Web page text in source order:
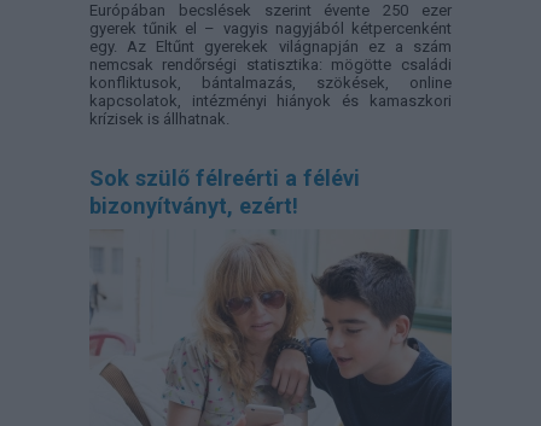
Európában becslések szerint évente 250 ezer
gyerek tűnik el – vagyis nagyjából kétpercenként
egy. Az Eltűnt gyerekek világnapján ez a szám
nemcsak rendőrségi statisztika: mögötte családi
konfliktusok, bántalmazás, szökések, online
kapcsolatok, intézményi hiányok és kamaszkori
krízisek is állhatnak.
Sok szülő félreérti a félévi
bizonyítványt, ezért!